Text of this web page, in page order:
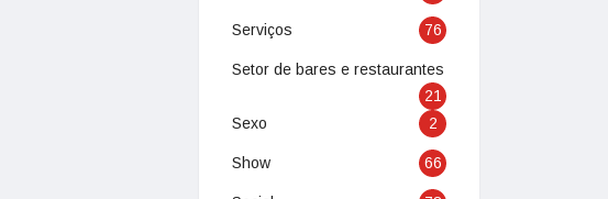
Serviços 76
Setor de bares e restaurantes
21
Sexo
2
Show 66